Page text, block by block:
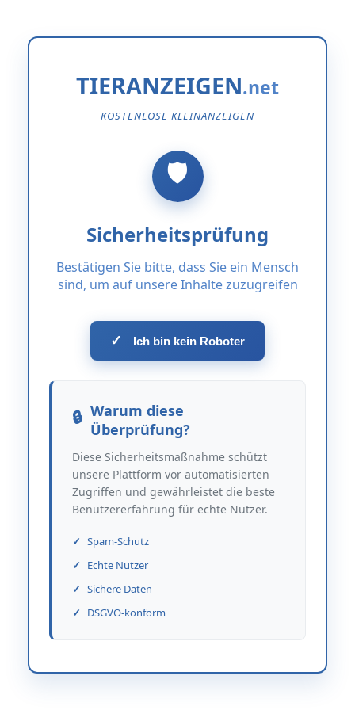
TIERANZEIGEN
KOSTENLOSE KLEINANZEIGEN
Sicherheitsprüfung
Bestätigen Sie bitte, dass Sie ein Mensch
sind, um auf unsere Inhalte zuzugreifen
✓ Ich bin kein Roboter
Warum diese
Überprüfung?
Diese Sicherheitsmaßnahme schützt
unsere Plattform vor automatisierten
Zugriffen und gewährleistet die beste
Benutzererfahrung für echte Nutzer.
Spam-Schutz
Echte Nutzer
Sichere Daten
DSGVO-konform